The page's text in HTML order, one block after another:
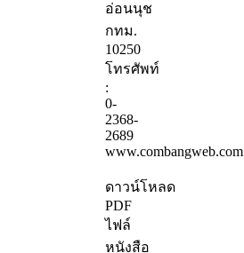
อ่อนนุช
กทม.
10250
โทรศัพท์
:
0-
2368-
2689
www.combangweb.com
ดาวน์โหลด
PDF
ไฟล์
หนังสือ